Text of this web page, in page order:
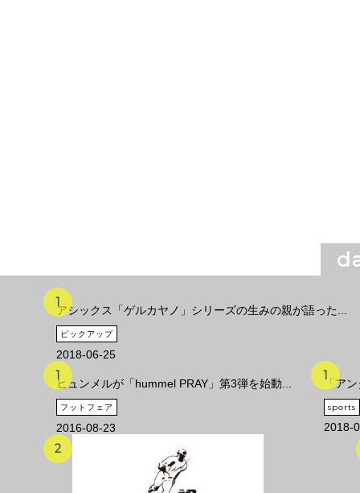
アシックス「ゲルカヤノ」シリーズの生みの親が語った...
ピックアップ
2018-06-25
ヒュンメルが「hummel PRAY」第3弾を始動...
フットフェア
2016-08-23
「ア
sports
2018-